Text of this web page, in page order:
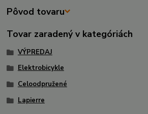
Pôvod tovaru
Tovar zaradený v kategóriách
VÝPREDAJ
Elektrobicykle
Celoodpružené
Lapierre